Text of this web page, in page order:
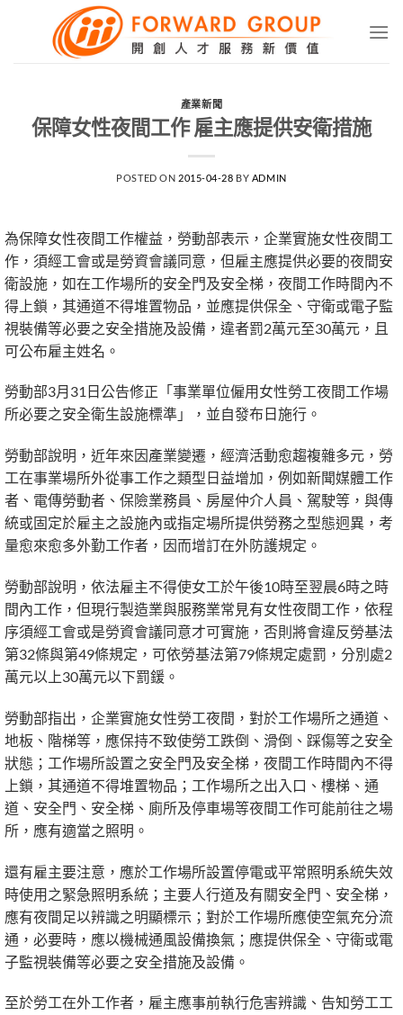
產業新聞
保障女性夜間工作 雇主應提供安衛措施
POSTED ON 2015-04-28 BY ADMIN
為保障女性夜間工作權益，勞動部表示，企業實施女性夜間工
作，須經工會或是勞資會議同意，但雇主應提供必要的夜間安
衛設施，如在工作場所的安全門及安全梯，夜間工作時間內不
得上鎖，其通道不得堆置物品，並應提供保全、守衛或電子監
視裝備等必要之安全措施及設備，違者罰2萬元至30萬元，且
可公布雇主姓名。
勞動部3月31日公告修正「事業單位僱用女性勞工夜間工作場
所必要之安全衛生設施標準」，並自發布日施行。
勞動部說明，近年來因產業變遷，經濟活動愈趨複雜多元，勞
工在事業場所外從事工作之類型日益增加，例如新聞媒體工作
者、電傳勞動者、保險業務員、房屋仲介人員、駕駛等，與傳
統或固定於雇主之設施內或指定場所提供勞務之型態迥異，考
量愈來愈多外勤工作者，因而增訂在外防護規定。
勞動部說明，依法雇主不得使女工於午後10時至翌晨6時之時
間內工作，但現行製造業與服務業常見有女性夜間工作，依程
序須經工會或是勞資會議同意才可實施，否則將會違反勞基法
第32條與第49條規定，可依勞基法第79條規定處罰，分別處2
萬元以上30萬元以下罰鍰。
勞動部指出，企業實施女性勞工夜間，對於工作場所之通道、
地板、階梯等，應保持不致使勞工跌倒、滑倒、踩傷等之安全
狀態；工作場所設置之安全門及安全梯，夜間工作時間內不得
上鎖，其通道不得堆置物品；工作場所之出入口、樓梯、通
道、安全門、安全梯、廁所及停車場等夜間工作可能前往之場
所，應有適當之照明。
還有雇主要注意，應於工作場所設置停電或平常照明系統失效
時使用之緊急照明系統；主要人行道及有關安全門、安全梯，
應有夜間足以辨識之明顯標示；對於工作場所應使空氣充分流
通，必要時，應以機械通風設備換氣；應提供保全、守衛或電
子監視裝備等必要之安全措施及設備。
至於勞工在外工作者，雇主應事前執行危害辨識、告知勞工工